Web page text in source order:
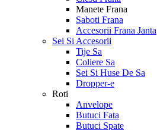
Manete Frana
Saboti Frana
Accesorii Frana Janta
Sei Si Accesorii
Tije Sa
Coliere Sa
Sei Si Huse De Sa
Dropper-e
Roti
Anvelope
Butuci Fata
Butuci Spate